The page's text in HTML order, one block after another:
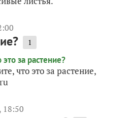
1
что это за растение,
18:50